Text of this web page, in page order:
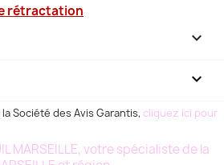
rétractation

keyboard_arrow_down
Société des Avis Garantis, cliquez ici pour
MARSEILLE, votre spécialiste de la